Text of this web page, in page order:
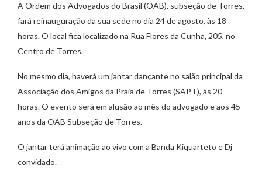
A Ordem dos Advogados do Brasil (OAB), subseção de Torres,
fará reinauguração da sua sede no dia 24 de agosto, às 18
horas. O local fica localizado na Rua Flores da Cunha, 205, no
Centro de Torres.
No mesmo dia, haverá um jantar dançante no salão principal da
Associação dos Amigos da Praia de Torres (SAPT), às 20
horas. O evento será em alusão ao mês do advogado e aos 45
anos da OAB Subseção de Torres.
O jantar terá animação ao vivo com a Banda Kiquarteto e Dj
convidado.